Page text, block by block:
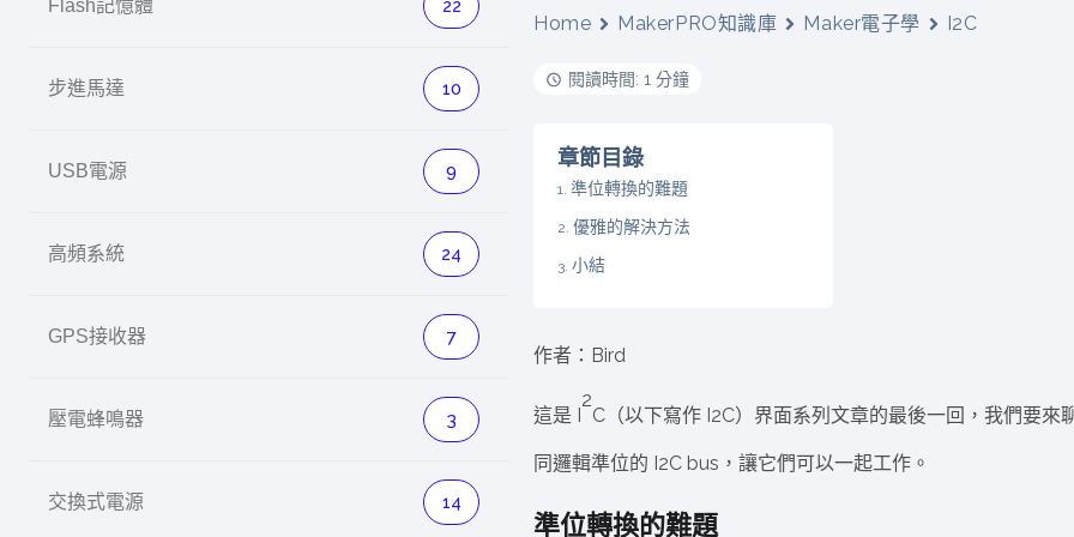
英特爾技術驅動醫療外骨骼解決方案
以3D感知開啟智慧機器人新時代：從深度相機到
OpenVINO的邊緣智慧革命
人應用部署實戰經驗
TensorFlow vs. PyTorch：AI框架
Flash記憶體 22
步進馬達 10
USB電源 9
高頻系統 24
GPS接收器 7
壓電蜂鳴器 3
交換式電源 14
Home MakerPRO知識庫 Maker電子學 I2C
閱讀時間: 1 分鐘
章節目錄
準位轉換的難題
優雅的解決方法
小結
作者：Bird
這是 I
2
C（以下寫作 I2C）界面系列文章的最後一回，我們要
同邏輯準位的 I2C bus，讓它們可以一起工作。
準位轉換的難題